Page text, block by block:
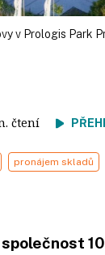
v Prologis Park
čtení
pronájem skladů